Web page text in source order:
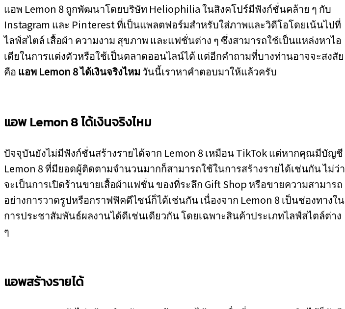
แอพ Lemon 8 ถูกพัฒนาโดยบริษัท Heliophilia ในสิงคโปร์​มีฟังก์ชั่นคล้าย ๆ กับ
Instagram และ Pinterest ที่เป็นแพลตฟอร์มสำหรับใส่ภาพและวิดีโอโดยเน้นไปที่
ไลฟ์สไตล์ เสื้อผ้า ความงาม สุขภาพ และแฟชั่นต่าง ๆ ซึ่งสามารถใช้เป็นแหล่งหาไอ
เดียในการแต่งตัวหรือใช้เป็นตลาดออนไลน์ได้ แต่อีกคำถามที่บางท่านอาจจะสงสัย
คือ แอพ Lemon 8 ได้เงินจริงไหม วันนี้เราหาคำตอบมาให้แล้วครับ
แอพ Lemon 8 ได้เงินจริงไหม
ปัจจุบันยังไม่มีฟังก์ชั่นสร้างรายได้จาก Lemon 8 เหมือน TikTok แต่หากคุณมีบัญชี
Lemon 8 ที่มียอดผู้ติดตามจำนวนมากก็สามารถใช้ในการสร้างรายได้เช่นกัน ไม่ว่า
จะเป็นการเปิดร้านขายเสื้อผ้าแฟชั่น ของที่ระลึก Gift Shop หรือขายความสามารถ
อย่างการวาดรูปหรือกราฟฟิคดีไซน์ก็ได้เช่นกัน เนื่องจาก Lemon 8 เป็นช่องทางใน
การประชาสัมพันธ์ผลงานได้ดีเช่นเดียวกัน โดยเฉพาะสินค้าประเภทไลฟ์สไตล์ต่าง
ๆ
แอพสร้างรายได้